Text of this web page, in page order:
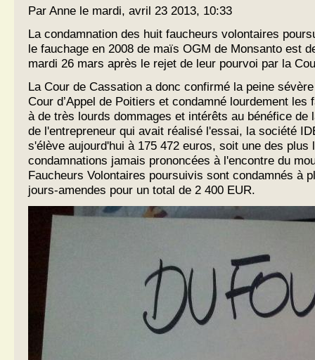
Par Anne le mardi, avril 23 2013, 10:33
La condamnation des huit faucheurs volontaires
le fauchage en 2008 de maïs OGM de Monsanto est
mardi 26 mars après le rejet de leur pourvoi par la
La Cour de Cassation a donc confirmé la peine
Cour d’Appel de Poitiers et condamné lourdement les
à de très lourds dommages et intérêts au bénéfice de
de l'entrepreneur qui avait réalisé l'essai, la société
s'élève aujourd'hui à 175 472 euros, soit une des plus
condamnations jamais prononcées à l'encontre du
Faucheurs Volontaires poursuivis sont condamnés à
jours-amendes pour un total de 2 400 EUR.